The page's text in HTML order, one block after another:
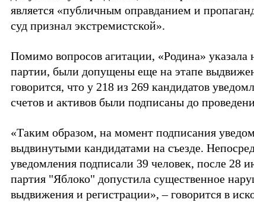
является «публичным оправданием и
суд признал экстремистской».
Помимо вопросов агитации, «Родина»
партии, были допущены еще на этапе
говорится, что у 218 из 269 кандидатов
счетов и активов были подписаны до
«Таким образом, на момент подписания
выдвинутыми кандидатами на съезде.
уведомления подписали 39 человек, после 28
партия "Яблоко" допустила существенное
выдвижения и регистрации», – говорится в